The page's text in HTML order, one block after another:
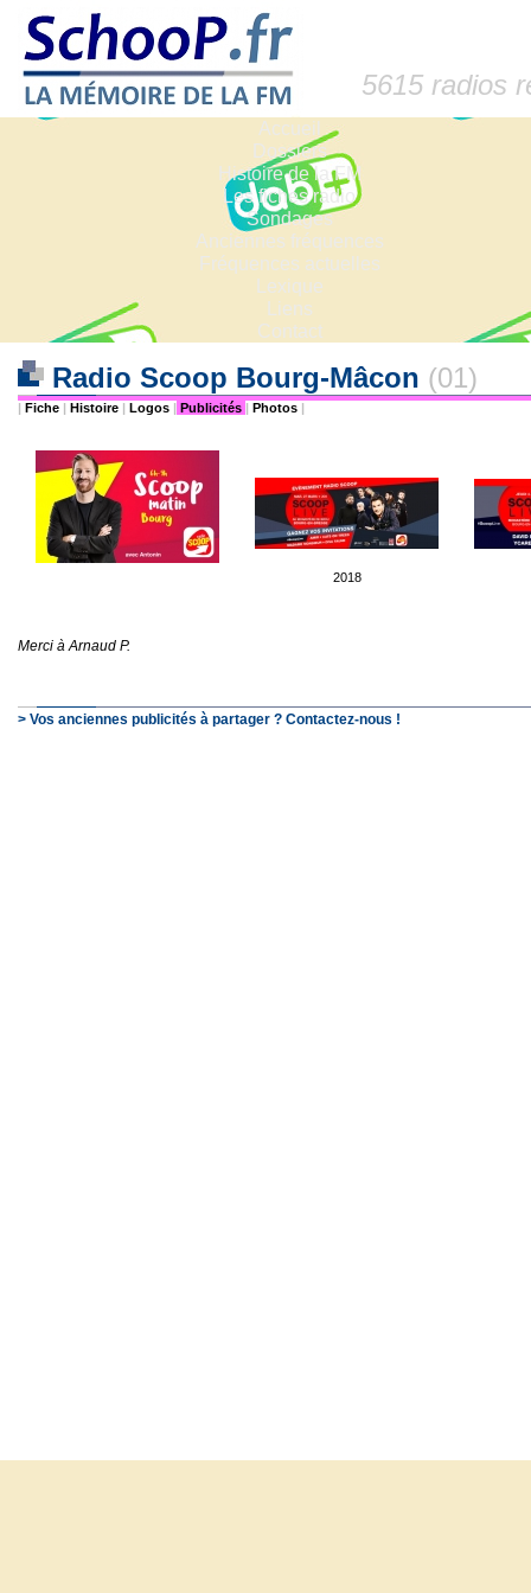
5615 radios
Accueil
Dossiers
Histoire de la FM
Les fiches radio
Sondages
Anciennes fréquences
Fréquences actuelles
Lexique
Liens
Contact
Radio Scoop Bourg-Mâcon (01)
| Fiche | Histoire | Logos | Publicités | Photos |
2018
Merci à Arnaud P.
> Vos anciennes publicités à partager ? Contactez-nous !